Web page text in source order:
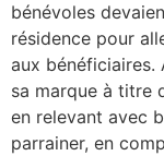
bénévoles
résidence pour
aux bénéficiaires.
sa marque à titre
en relevant avec
parrainer, en